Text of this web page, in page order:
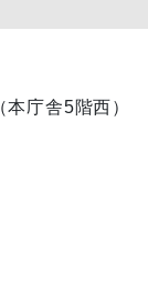
庁舎5階西）